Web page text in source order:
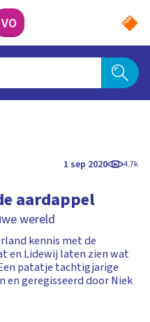
VO
1 sep 2020 4.7k
aardappel
wereld
kennis met de
en Lidewij laten zien wat
patatje tachtigjarige
en geregisseerd door Niek